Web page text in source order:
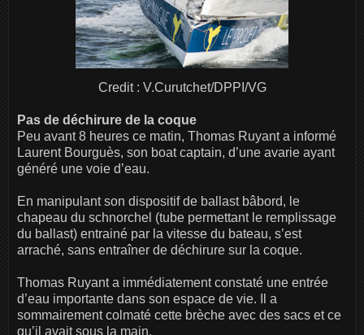
Credit : V.Curutchet/DPPI/VG
Pas de déchirure de la coque
Peu avant 8 heures ce matin, Thomas Ruyant a informé
Laurent Bourguès, son boat captain, d’une avarie ayant
généré une voie d’eau.
En manipulant son dispositif de ballast bâbord, le
chapeau du schnorchel (tube permettant le remplissage
du ballast) entrainé par la vitesse du bateau, s’est
arraché, sans entraîner de déchirure sur la coque.
Thomas Ruyant a immédiatement constaté une entrée
d’eau importante dans son espace de vie. Il a
sommairement colmaté cette brèche avec des sacs et ce
qu’il avait sous la main.